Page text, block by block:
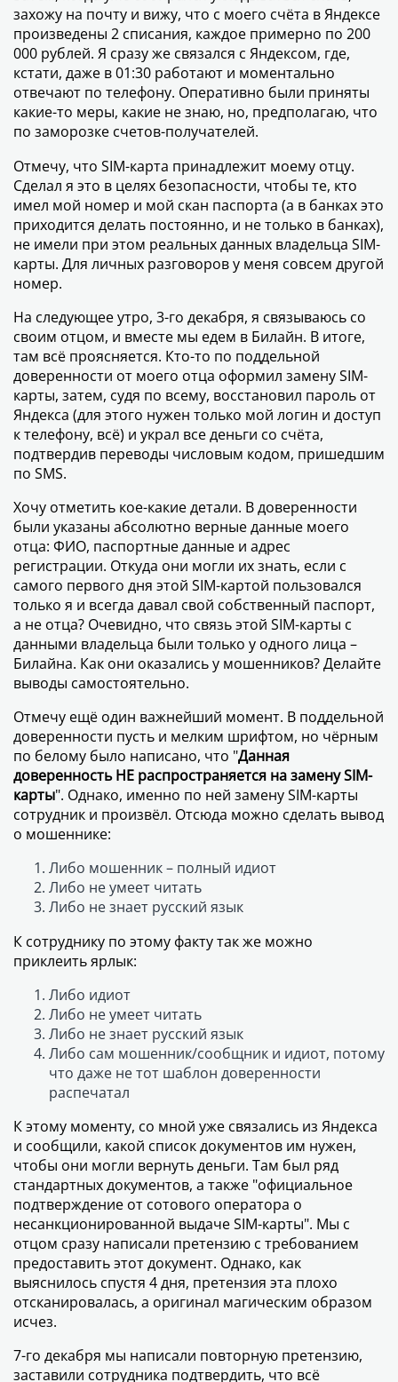
захожу на почту и вижу, что с моего счёта в Яндексе
произведены 2 списания, каждое примерно по 200
000 рублей. Я сразу же связался с Яндексом, где,
кстати, даже в 01:30 работают и моментально
отвечают по телефону. Оперативно были приняты
какие-то меры, какие не знаю, но, предполагаю, что
по заморозке счетов-получателей.
Отмечу, что SIM-карта принадлежит моему отцу.
Сделал я это в целях безопасности, чтобы те, кто
имел мой номер и мой скан паспорта (а в банках это
приходится делать постоянно, и не только в банках),
не имели при этом реальных данных владельца SIM-
карты. Для личных разговоров у меня совсем другой
номер.
На следующее утро, 3-го декабря, я связываюсь со
своим отцом, и вместе мы едем в Билайн. В итоге,
там всё проясняется. Кто-то по поддельной
доверенности от моего отца оформил замену SIM-
карты, затем, судя по всему, восстановил пароль от
Яндекса (для этого нужен только мой логин и доступ
к телефону, всё) и украл все деньги со счёта,
подтвердив переводы числовым кодом, пришедшим
по SMS.
Хочу отметить кое-какие детали. В доверенности
были указаны абсолютно верные данные моего
отца: ФИО, паспортные данные и адрес
регистрации. Откуда они могли их знать, если с
самого первого дня этой SIM-картой пользовался
только я и всегда давал свой собственный паспорт,
а не отца? Очевидно, что связь этой SIM-карты с
данными владельца были только у одного лица –
Билайна. Как они оказались у мошенников? Делайте
выводы самостоятельно.
Отмечу ещё один важнейший момент. В поддельной
доверенности пусть и мелким шрифтом, но чёрным
по белому было написано, что "Данная
доверенность НЕ распространяется на замену SIM-
карты". Однако, именно по ней замену SIM-карты
сотрудник и произвёл. Отсюда можно сделать вывод
о мошеннике:
Либо мошенник – полный идиот
Либо не умеет читать
Либо не знает русский язык
К сотруднику по этому факту так же можно
приклеить ярлык:
Либо идиот
Либо не умеет читать
Либо не знает русский язык
Либо сам мошенник/сообщник и идиот, потому
что даже не тот шаблон доверенности
распечатал
К этому моменту, со мной уже связались из Яндекса
и сообщили, какой список документов им нужен,
чтобы они могли вернуть деньги. Там был ряд
стандартных документов, а также "официальное
подтверждение от сотового оператора о
несанкционированной выдаче SIM-карты". Мы с
отцом сразу написали претензию с требованием
предоставить этот документ. Однако, как
выяснилось спустя 4 дня, претензия эта плохо
отсканировалась, а оригинал магическим образом
исчез.
7-го декабря мы написали повторную претензию,
заставили сотрудника подтвердить, что всё